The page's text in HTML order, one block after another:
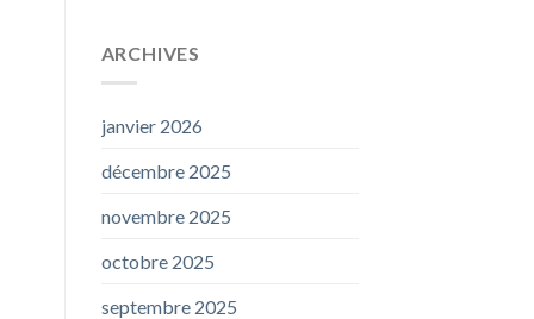
ARCHIVES
janvier 2026
décembre 2025
novembre 2025
octobre 2025
septembre 2025